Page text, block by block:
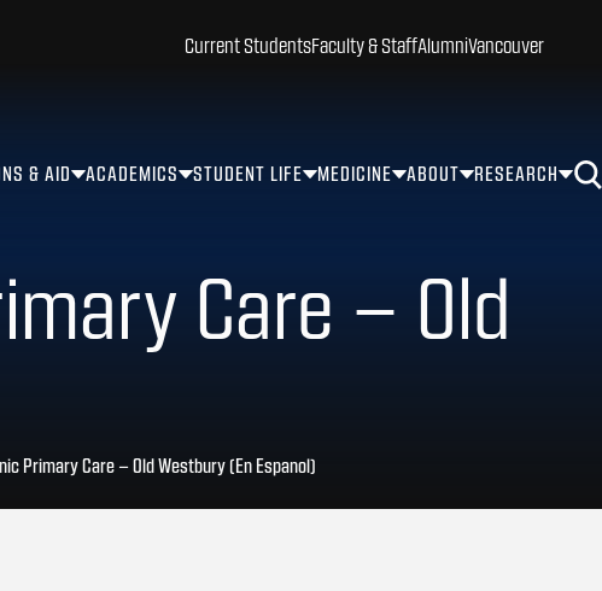
& AID ACADEMICS STUDENT LIFE MEDICINE ABOUT RESEARCH
Current StudentsFaculty & StaffAlumniVancouver
Care – Old
Primary Care – Old Westbury (En Espanol)